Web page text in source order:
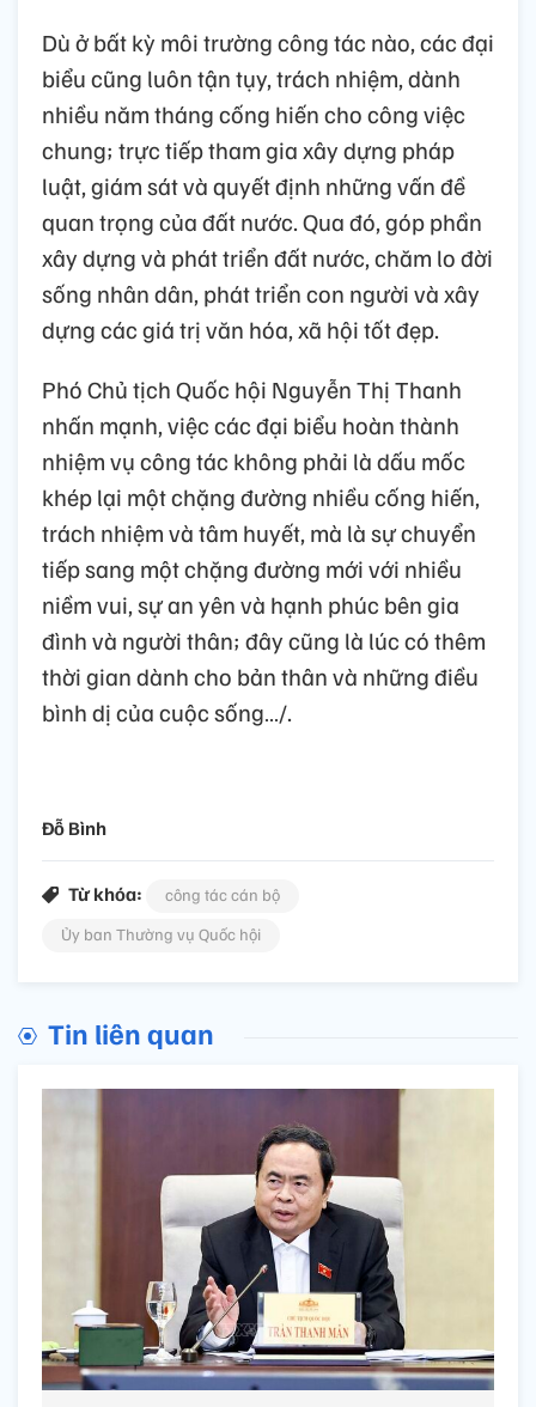
Dù ở bất kỳ môi trường công tác nào, các đại
biểu cũng luôn tận tụy, trách nhiệm, dành
nhiều năm tháng cống hiến cho công việc
chung; trực tiếp tham gia xây dựng pháp
luật, giám sát và quyết định những vấn đề
quan trọng của đất nước. Qua đó, góp phần
xây dựng và phát triển đất nước, chăm lo đời
sống nhân dân, phát triển con người và xây
dựng các giá trị văn hóa, xã hội tốt đẹp.
Phó Chủ tịch Quốc hội Nguyễn Thị Thanh
nhấn mạnh, việc các đại biểu hoàn thành
nhiệm vụ công tác không phải là dấu mốc
khép lại một chặng đường nhiều cống hiến,
trách nhiệm và tâm huyết, mà là sự chuyển
tiếp sang một chặng đường mới với nhiều
niềm vui, sự an yên và hạnh phúc bên gia
đình và người thân; đây cũng là lúc có thêm
thời gian dành cho bản thân và những điều
bình dị của cuộc sống…/.
Đỗ Bình
Từ khóa:
công tác cán bộ
Ủy ban Thường vụ Quốc hội
Tin liên quan